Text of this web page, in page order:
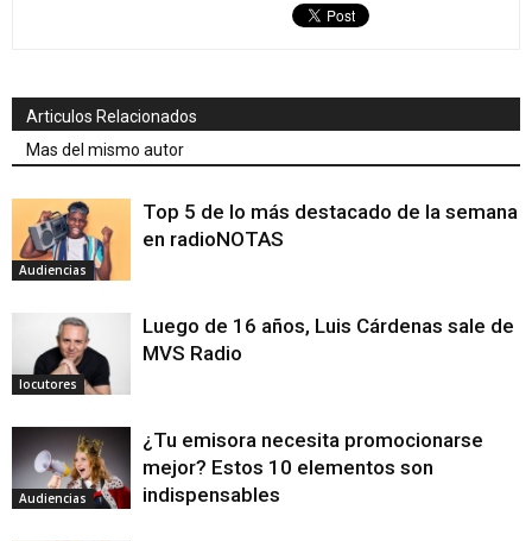
Articulos Relacionados
Mas del mismo autor
Audiencias
Top 5 de lo más destacado de la semana
en radioNOTAS
locutores
Luego de 16 años, Luis Cárdenas sale de
MVS Radio
Audiencias
¿Tu emisora necesita promocionarse
mejor? Estos 10 elementos son
indispensables